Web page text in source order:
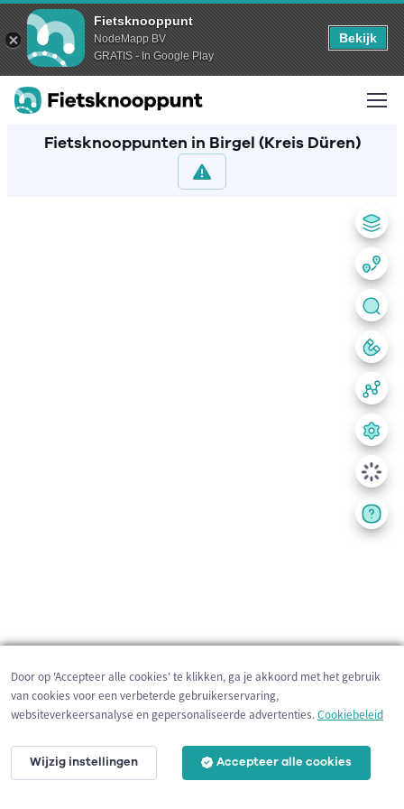
Fietsknooppunt
NodeMapp BV
GRATIS - In Google Play
Bekijk
Fietsknooppunten in Birgel (Kreis Düren)
200 m
Door op 'Accepteer alle cookies' te klikken, ga je akkoord met het gebruik
van cookies voor een verbeterde gebruikerservaring,
websiteverkeersanalyse en gepersonaliseerde advertenties.Cookiebeleid
Wijzig instellingen Accepteer alle cookies